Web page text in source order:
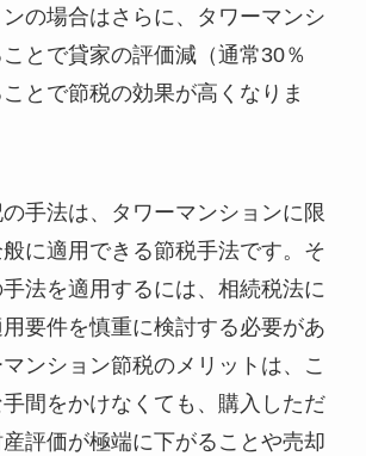
の場合はさらに、タワーマンシ
とで貸家の評価減（通常30％
とで節税の効果が高くなりま
手法は、タワーマンションに限
に適用できる節税手法です。そ
法を適用するには、相続税法に
要件を慎重に検討する必要があ
ンション節税のメリットは、こ
間をかけなくても、購入しただ
評価が極端に下がることや売却